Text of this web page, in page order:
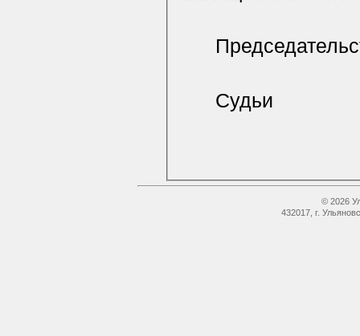
Судьи
© 2026
432017, г.